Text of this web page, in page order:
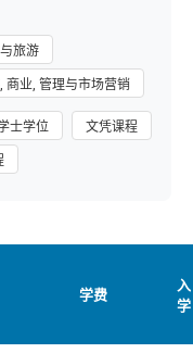
旅游
商业, 管理与市场营销
士学位 文凭课程
学费
入
学